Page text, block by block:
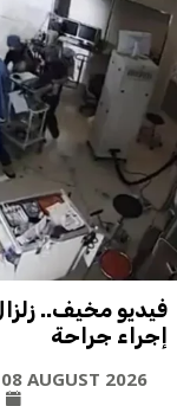
فيديو مخيف..
إجراء جراحة
08 AUGUST 2026